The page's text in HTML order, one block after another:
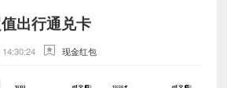
出行通兑卡
现金红包